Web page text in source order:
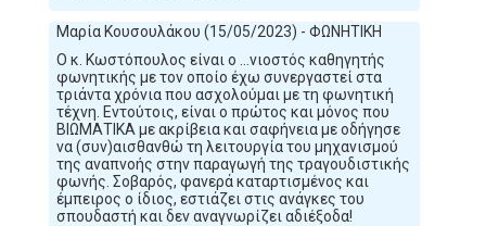
Μαρία Κουσουλάκου (15/05/2023) - ΦΩΝΗΤΙΚΗ
Ο κ. Κωστόπουλος είναι ο ...νιοστός καθηγητής
φωνητικής με τον οποίο έχω συνεργαστεί στα
τριάντα χρόνια που ασχολούμαι με τη φωνητική
τέχνη. Εντούτοις, είναι ο πρώτος και μόνος που
ΒΙΩΜΑΤΙΚΑ με ακρίβεια και σαφήνεια με οδήγησε
να (συν)αισθανθώ τη λειτουργία του μηχανισμού
της αναπνοής στην παραγωγή της τραγουδιστικής
φωνής. Σοβαρός, φανερά καταρτισμένος και
έμπειρος ο ίδιος, εστιάζει στις ανάγκες του
σπουδαστή και δεν αναγνωρίζει αδιέξοδα!